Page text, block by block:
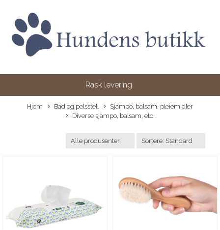
Rask levering
Hjem Bad og pelsstell
Sjampo, balsam, pleiemidler
Diverse sjampo, balsam, etc.